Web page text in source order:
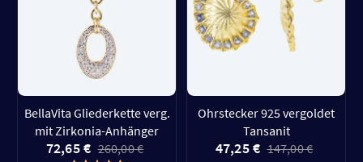
BellaVita Gliederkette verg.
mit Zirkonia-Anhänger
72,65 € 260,00 €
Ohrstecker 925 vergoldet
Tansanit
47,25 € 147,00 €